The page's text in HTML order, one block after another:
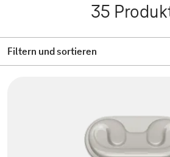
35
Filtern und sortieren